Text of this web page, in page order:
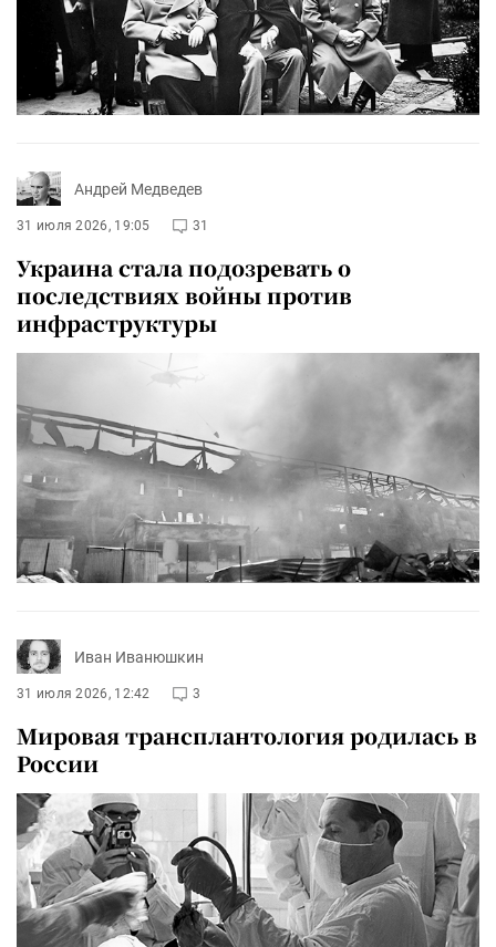
Андрей Медведев
31 июля 2026, 19:05 31
Украина стала подозревать о
последствиях войны против
инфраструктуры
Иван Иванюшкин
31 июля 2026, 12:42 3
Мировая трансплантология родилась в
России